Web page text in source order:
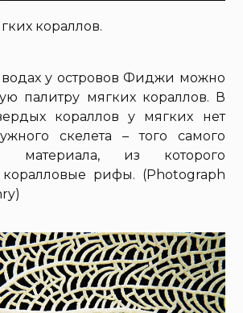
кораллов.
у островов Фиджи можно
палитру мягких кораллов. В
кораллов у мягких нет
скелета – того самого
материала, из которого
рифы. (Photograph